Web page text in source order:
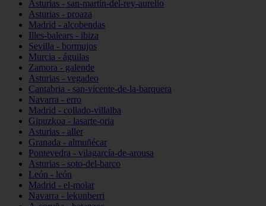
Asturias - san-martín-del-rey-aurelio
Asturias - proaza
Madrid - alcobendas
Illes-balears - ibiza
Sevilla - bormujos
Murcia - águilas
Zamora - galende
Asturias - vegadeo
Cantabria - san-vicente-de-la-barquera
Navarra - erro
Madrid - collado-villalba
Gipuzkoa - lasarte-oria
Asturias - aller
Granada - almuñécar
Pontevedra - vilagarcía-de-arousa
Asturias - soto-del-barco
León - león
Madrid - el-molar
Navarra - lekunberri